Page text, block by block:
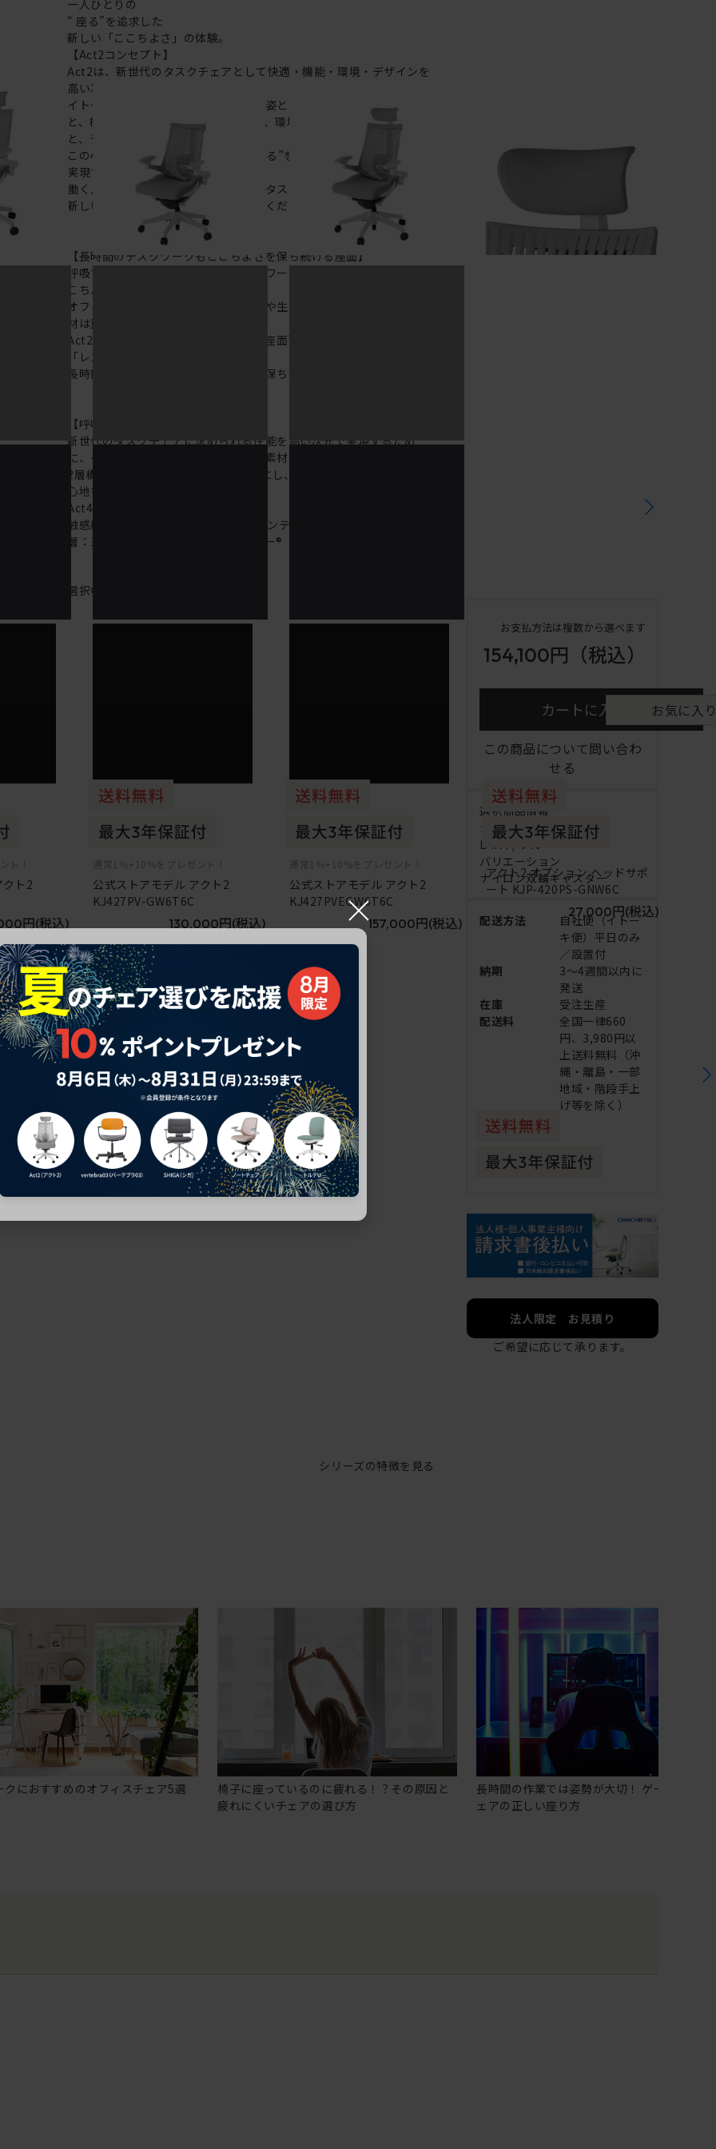
ト！
ト2
円 (税込)
通常1％+10%をプレゼント！
公式ストアモデル アクト2
KJ427PV-GW6T6C
130,000円 (税込)
通常1％+10%をプレゼント！
公式ストアモデル アクト2
KJ427PVEGW6T6C
157,000円 (税込)
アクト2 オプション ヘッドサポ
ート KJP-420PS-GNW6C
27,000円 (税込)
一人ひとりの
“ 座る”を追求した
新しい「ここちよさ」の体験。
【Act2コンセプト】
Act2は、新世代のタスクチェアとして快適・機能・環境・デザインを
高い次元で実現。
イトーキは、タスクチェアのあるべき姿として、いつも快適であるこ
と、機能的でストレスなく座れること、環境に十分配慮されているこ
と、デザインとしても心地よいこと。
この4つをテーマに、一人ひとりの“座る”を追求。すべてを高い次元で
実現することに挑戦しました。
働く人々に寄り添う、さらに進化したタスクチェア「Act2」。
新しい「ここちよさ」を、ぜひご体験ください。
【長時間のデスクワークもここちよさを保ち続ける座面】
呼吸する座面で支える長時間のデスクワークでも、通気性がよく、こ
こちよい。
オフィスチェアの座り心地は、集中力や生産性に関わるため、座面素
材は重要なポイントに。
Act2は、通気性にすぐれた “呼吸する座面”を可能にした新開発素材
「レスピテック」を採用。
長時間のデスクワークもここちよさを保ち続けます。
【呼吸する座面：レスピテック】
新世代のタスクチェアに求められる性能を高い次元で実現するため
に、イトーキが新たに開発した高機能素材「レスピテック」。
2層構造により“呼吸する座面”を可能にし、ずっと続く、快適な座り
心地を実現しました。
Act40では下記素材を採用しています。
触感層：Fibre cushion VL（帝人フロンティア（株）） クッション
層：三次元網状繊維構造体ブレスエアー®（東洋紡エムシー（株））
選択中の商品情報
お支払方法は複数から選べます
154,100円 （税込）
カートに入れる お気に入
この商品について問い合わ
せる
選択商品情報
カラー
B4A4 / ブルー
バリエーション
ナイロン双輪キャスター
配送方法
自社便（イトー
キ便）平日のみ
／設置付
納期
3～4週間以内に
発送
在庫
受注生産
配送料
全国一律660
円、3,980円以
上送料無料（沖
縄・離島・一部
地域・階段手上
げ等を除く）
法人限定 お見積り
ご希望に応じて承ります。
シリーズの特徴を見る
クにおすすめのオフィスチェア5選
椅子に座っているのに疲れる！？その原因と
疲れにくいチェアの選び方
長時間の作業では姿勢が大切！ ゲーミングチ
ェアの正しい座り方
×